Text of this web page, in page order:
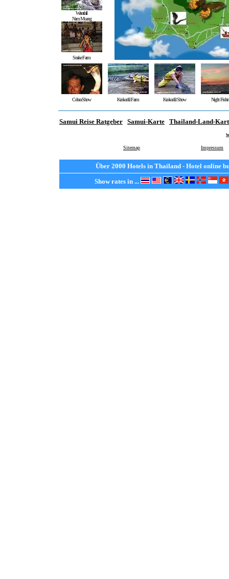
Waterfall
Nam Muang
Snake Farm
Cobra Show Krokodil Farm Krokodil Show Night
Samui Reise Ratgeber Samui-Karte Thailand-Land-
Sitemap Impressum
Über 2000 Hotels in Thailand - Hotel online
Show rates in ...